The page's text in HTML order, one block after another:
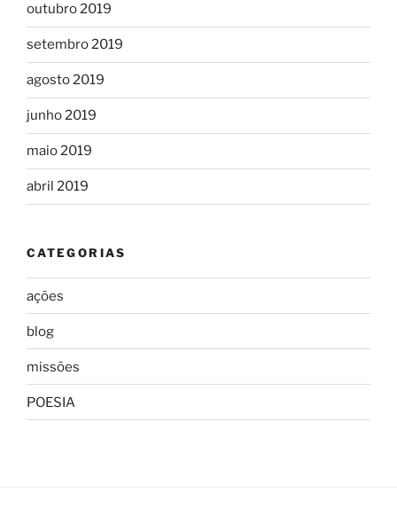
outubro 2019
setembro 2019
agosto 2019
junho 2019
maio 2019
abril 2019
CATEGORIAS
ações
blog
missões
POESIA